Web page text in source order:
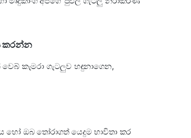
කරන්න
වෙබ් කැමරා ගැටලුව හඳුනාගෙන,
හෝ ඔබ තෝරාගත් යෙදුම භාවිතා කර